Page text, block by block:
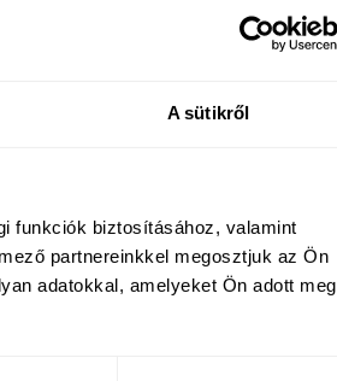
A sütikről
funkciók biztosításához, valamint
partnereinkkel megosztjuk az Ön
adatokkal, amelyeket Ön adott meg